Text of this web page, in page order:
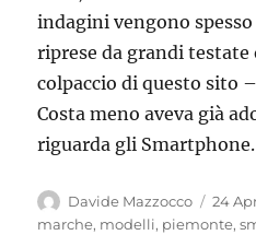
indagini vengono spesso
riprese da grandi
colpaccio di questo sito
Costa meno aveva già
riguarda gli
Autore
Davide Mazzocco
il
24
marche, modelli, piemonte,